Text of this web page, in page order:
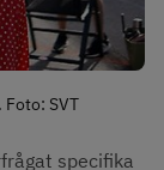
SVT
specifika